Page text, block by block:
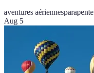
aventures aériennesparapente
Aug 5